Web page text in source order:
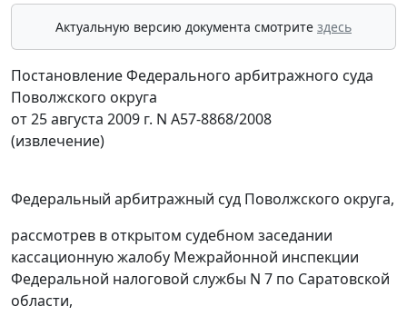
Актуальную версию документа смотрите здесь
Постановление Федерального арбитражного суда
Поволжского округа
от 25 августа 2009 г. N А57-8868/2008
(извлечение)
Федеральный арбитражный суд Поволжского округа,
рассмотрев в открытом судебном заседании
кассационную жалобу Межрайонной инспекции
Федеральной налоговой службы N 7 по Саратовской
области,